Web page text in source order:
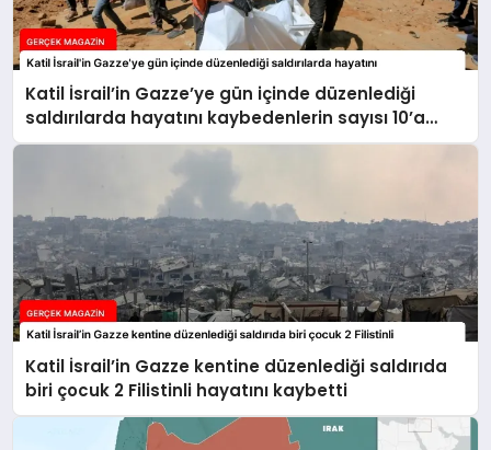
Katil İsrail’in Gazze’ye gün içinde düzenlediği
saldırılarda hayatını kaybedenlerin sayısı 10’a
yükseldi
Katil İsrail’in Gazze kentine düzenlediği saldırıda
biri çocuk 2 Filistinli hayatını kaybetti